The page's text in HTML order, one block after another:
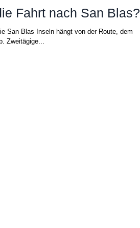
Fahrt nach San Blas?
San Blas Inseln hängt von der Route, dem
Zweitägige...